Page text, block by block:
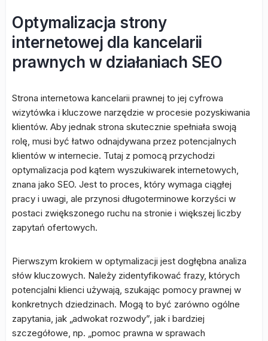
Optymalizacja strony
internetowej dla kancelarii
prawnych w działaniach SEO
Strona internetowa kancelarii prawnej to jej cyfrowa
wizytówka i kluczowe narzędzie w procesie pozyskiwania
klientów. Aby jednak strona skutecznie spełniała swoją
rolę, musi być łatwo odnajdywana przez potencjalnych
klientów w internecie. Tutaj z pomocą przychodzi
optymalizacja pod kątem wyszukiwarek internetowych,
znana jako SEO. Jest to proces, który wymaga ciągłej
pracy i uwagi, ale przynosi długoterminowe korzyści w
postaci zwiększonego ruchu na stronie i większej liczby
zapytań ofertowych.
Pierwszym krokiem w optymalizacji jest dogłębna analiza
słów kluczowych. Należy zidentyfikować frazy, których
potencjalni klienci używają, szukając pomocy prawnej w
konkretnych dziedzinach. Mogą to być zarówno ogólne
zapytania, jak „adwokat rozwody”, jak i bardziej
szczegółowe, np. „pomoc prawna w sprawach